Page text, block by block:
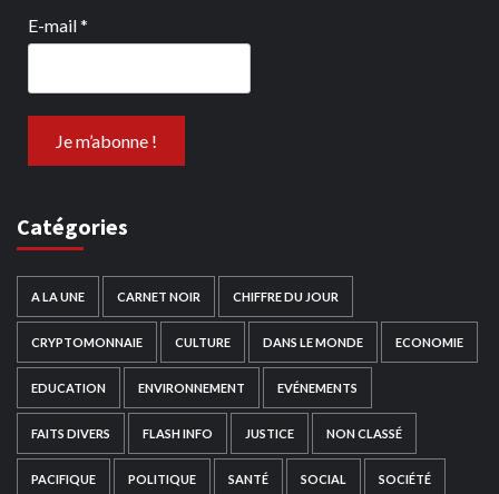
E-mail*
Catégories
A LA UNE CARNET NOIR CHIFFRE DU JOUR
CRYPTOMONNAIE CULTURE DANS LE MONDE ECONOMIE
EDUCATION ENVIRONNEMENT EVÉNEMENTS
FAITS DIVERS FLASH INFO JUSTICE NON CLASSÉ
PACIFIQUE POLITIQUE SANTÉ SOCIAL SOCIÉTÉ